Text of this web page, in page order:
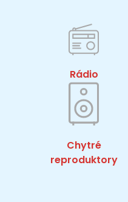
Rádio
Chytré
reproduktory